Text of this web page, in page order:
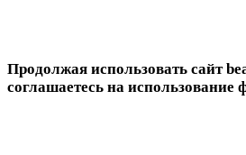
Продолжая использовать сайт
соглашаетесь на использование